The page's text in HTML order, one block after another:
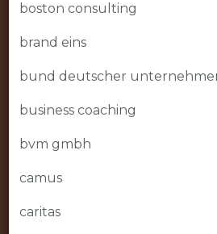
boston consulting
brand eins
bund deutscher
business coaching
bvm gmbh
camus
caritas